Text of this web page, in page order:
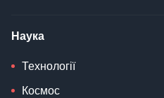
Наука
Технології
Космос